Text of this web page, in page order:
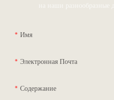
на наши
Имя
Электронная Почта
Содержание